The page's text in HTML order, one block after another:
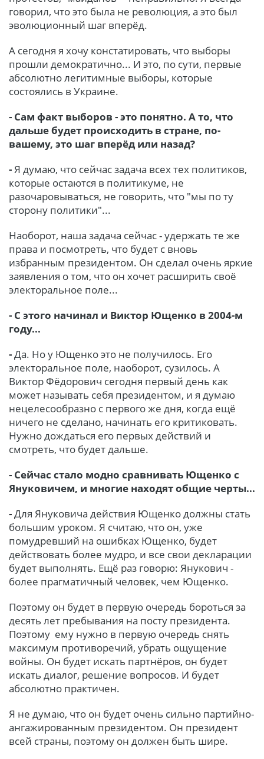
говорил, что это была не революция, а это был
эволюционный шаг вперёд.
А сегодня я хочу констатировать, что выборы
прошли демократично... И это, по сути, первые
абсолютно легитимные выборы, которые
состоялись в Украине.
- Сам факт выборов - это понятно. А то, что
дальше будет происходить в стране, по-
вашему, это шаг вперёд или назад?
-Я думаю, что сейчас задача всех тех политиков,
которые остаются в политикуме, не
разочаровываться, не говорить, что "мы по ту
сторону политики"...
Наоборот, наша задача сейчас - удержать те же
права и посмотреть, что будет с вновь
избранным президентом. Он сделал очень яркие
заявления о том, что он хочет расширить своё
электоральное поле...
- С этого начинал и Виктор Ющенко в 2004-м
году...
-Да. Но у Ющенко это не получилось. Его
электоральное поле, наоборот, сузилось. А
Виктор Фёдорович сегодня первый день как
может называть себя президентом, и я думаю
нецелесообразно с первого же дня, когда ещё
ничего не сделано, начинать его критиковать.
Нужно дождаться его первых действий и
смотреть, что будет дальше.
- Сейчас стало модно сравнивать Ющенко с
Януковичем, и многие находят общие черты...
-Для Януковича действия Ющенко должны стать
большим уроком. Я считаю, что он, уже
помудревший на ошибках Ющенко, будет
действовать более мудро, и все свои декларации
будет выполнять. Ещё раз говорю: Янукович -
более прагматичный человек, чем Ющенко.
Поэтому он будет в первую очередь бороться за
десять лет пребывания на посту президента.
Поэтому ему нужно в первую очередь снять
максимум противоречий, убрать ощущение
войны. Он будет искать партнёров, он будет
искать диалог, решение вопросов. И будет
абсолютно практичен.
Я не думаю, что он будет очень сильно партийно-
ангажированным президентом. Он президент
всей страны, поэтому он должен быть шире.